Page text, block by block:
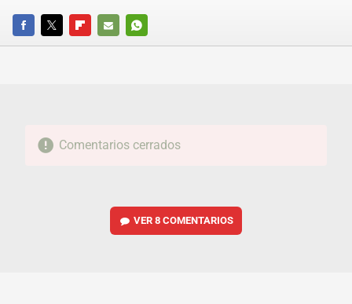
FACEBOOKTWITTERFLIPBOARD
E-
WHATSAPP
Comentarios cerrados
VER8 COMENTARIOS